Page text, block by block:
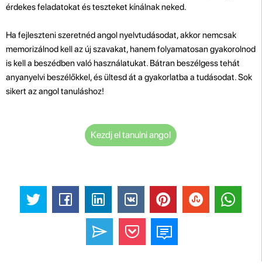
érdekes feladatokat és teszteket kínálnak neked.
Ha fejleszteni szeretnéd angol nyelvtudásodat, akkor nemcsak
memorizálnod kell az új szavakat, hanem folyamatosan gyakorolnod
is kell a beszédben való használatukat. Bátran beszélgess tehát
anyanyelvi beszélőkkel, és ültesd át a gyakorlatba a tudásodat. Sok
sikert az angol tanuláshoz!
Kezdj el tanulni angol